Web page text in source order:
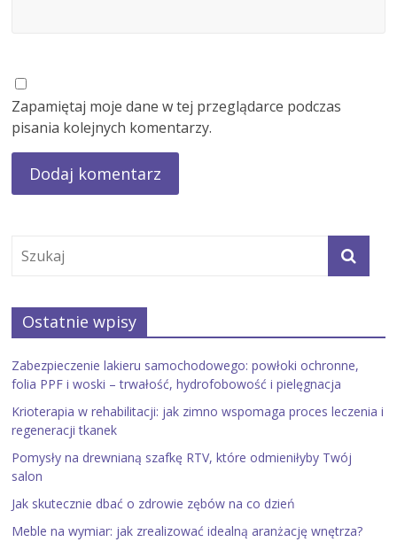
Zapamiętaj moje dane w tej przeglądarce podczas
pisania kolejnych komentarzy.
Ostatnie wpisy
Zabezpieczenie lakieru samochodowego: powłoki ochronne,
folia PPF i woski – trwałość, hydrofobowość i pielęgnacja
Krioterapia w rehabilitacji: jak zimno wspomaga proces leczenia i
regeneracji tkanek
Pomysły na drewnianą szafkę RTV, które odmieniłyby Twój
salon
Jak skutecznie dbać o zdrowie zębów na co dzień
Meble na wymiar: jak zrealizować idealną aranżację wnętrza?